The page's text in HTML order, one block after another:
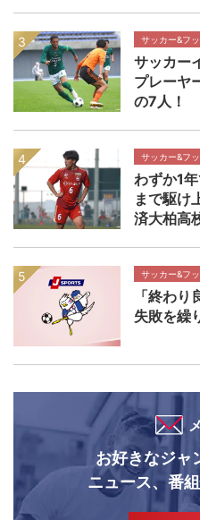
サッカー&フ
サッカー
プレーヤ
の7人！
サッカー&フ
わずか1
まで駆け
済大柏高
×帝京長
サッカー&フ
「終わ
失敗を繰
お好きなジャ
ニュース、番